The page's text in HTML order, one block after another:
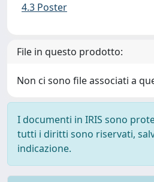
4.3 Poster
File in questo prodotto:
Non ci sono file associati a
I documenti in IRIS sono
tutti i diritti sono riservati,
indicazione.